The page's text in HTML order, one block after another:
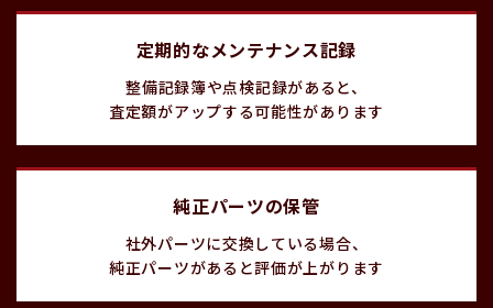
定期的なメンテナンス記録
整備記録簿や点検記録があると、
査定額がアップする可能性があります
純正パーツの保管
社外パーツに交換している場合、
純正パーツがあると評価が上がります